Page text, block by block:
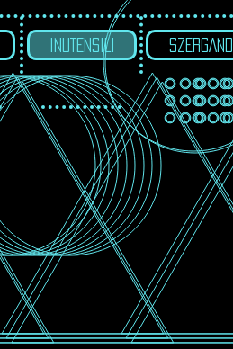
SZERGAND
INUTENSILI